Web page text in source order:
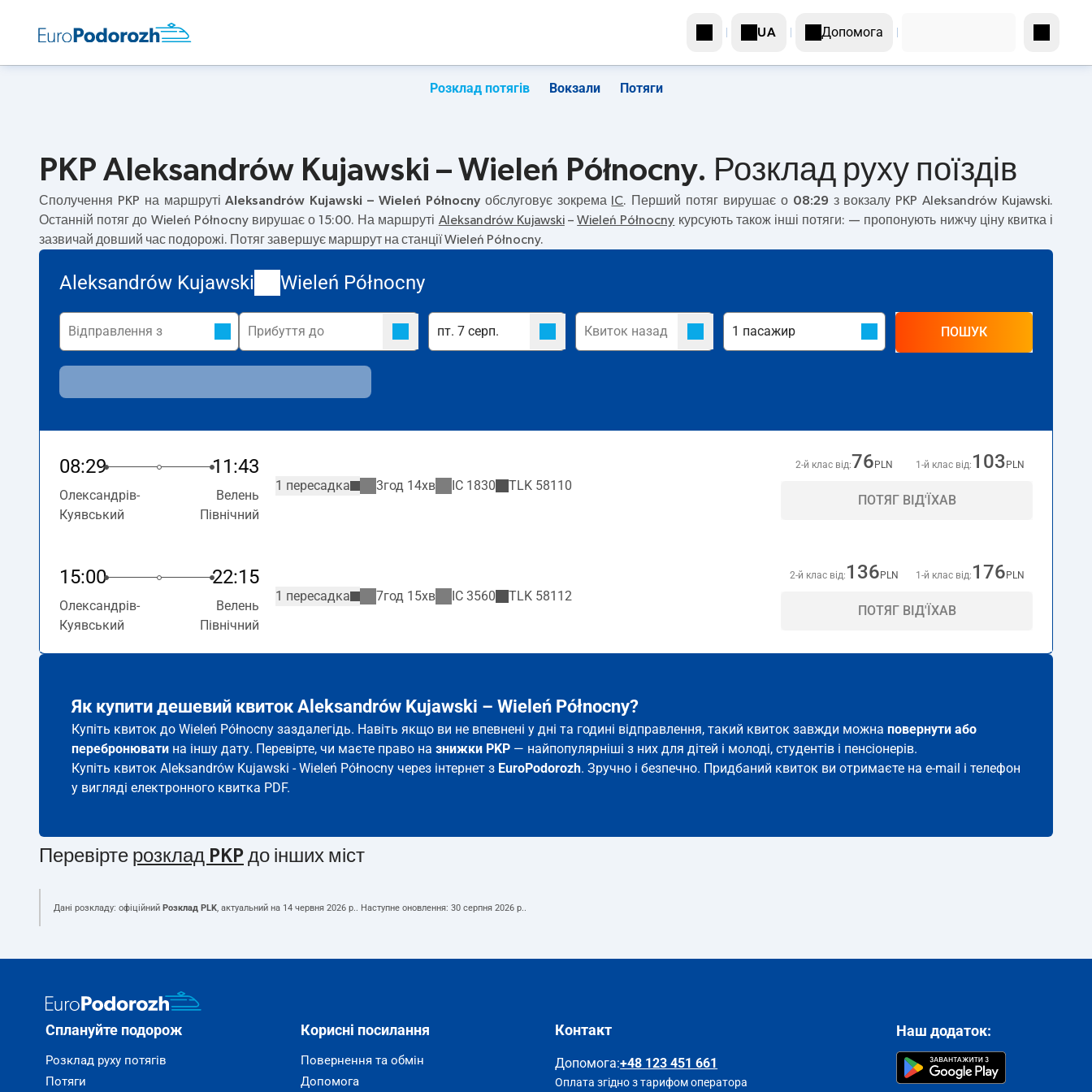
UA Допомога
Розклад потягів Вокзали Потяги
PKP Aleksandrów Kujawski – Wieleń Północny. Розклад руху поїздів
Сполучення PKP на маршрутіAleksandrów Kujawski – Wieleń Północnyобслуговує зокрема IC. Перший потяг вирушає о 08:29 з вокзалу PKP Aleksandrów Kujawski.
Останній потяг до Wieleń Północny вирушає о 15:00. На маршруті Aleksandrów Kujawski–Wieleń Północny курсують також інші потяги: — пропонують нижчу ціну квитка і
зазвичай довший час подорожі. Потяг завершує маршрут на станції Wieleń Północny.
Aleksandrów Kujawski Wieleń Północny
ПОШУК
08:29 11:43
Олександрів-
Куявський
Велень
Північний
1 пересадка 3год 14хв IC 1830 TLK 58110
2-й клас від:76 PLN 1-й клас від: 103 PLN
ПОТЯГ ВІД'ЇХАВ
15:00 22:15
Олександрів-
Куявський
Велень
Північний
1 пересадка 7год 15хв IC 3560 TLK 58112
2-й клас від: 136 PLN 1-й клас від: 176 PLN
ПОТЯГ ВІД'ЇХАВ
Як купити дешевий квиток Aleksandrów Kujawski – Wieleń Północny?
Купіть квиток до Wieleń Północny заздалегідь. Навіть якщо ви не впевнені у дні та годині відправлення, такий квиток завжди можна повернути або
перебронювати на іншу дату. Перевірте, чи маєте право на знижки PKP — найпопулярніші з них для дітей і молоді, студентів і пенсіонерів.
Купіть квиток Aleksandrów Kujawski - Wieleń Północny через інтернет з EuroPodorozh. Зручно і безпечно. Придбаний квиток ви отримаєте на e-mail і телефон
у вигляді електронного квитка PDF.
Перевірте розклад PKP до інших міст
Дані розкладу: офіційний Розклад PLK, актуальний на 14 червня 2026 р.. Наступне оновлення: 30 серпня 2026 р..
Сплануйте подорож
Розклад руху потягів
Потяги
Корисні посилання
Повернення та обмін
Допомога
Контакт
Допомога:+48 123 451 661
Оплата згідно з тарифом оператора
Наш додаток: